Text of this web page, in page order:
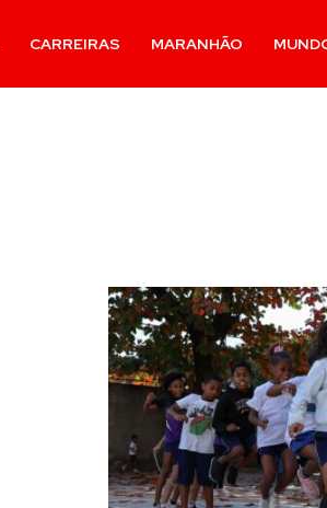
CARREIRAS MARANHÃO